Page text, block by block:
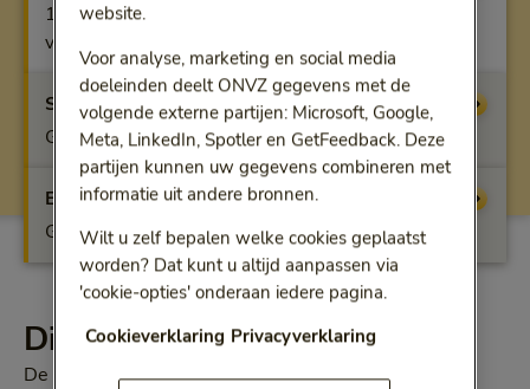
100% bij gecontracteerde zorg, anders beperkte
vergoeding
Start Vergoeding
Geen vergoeding
Extra
Geen vergoeding
Dit krijgt u vergoed
De Bewuste Keuze Basisverzekering vergoedt deze
website.
Voor analyse, marketing en social media
doeleinden deelt ONVZ gegevens met de
volgende externe partijen: Microsoft, Google,
Meta, LinkedIn, Spotler en GetFeedback. Deze
partijen kunnen uw gegevens combineren met
informatie uit andere bronnen.
Wilt u zelf bepalen welke cookies geplaatst
worden? Dat kunt u altijd aanpassen via
'cookie-opties' onderaan iedere pagina.
Cookieverklaring Privacyverklaring